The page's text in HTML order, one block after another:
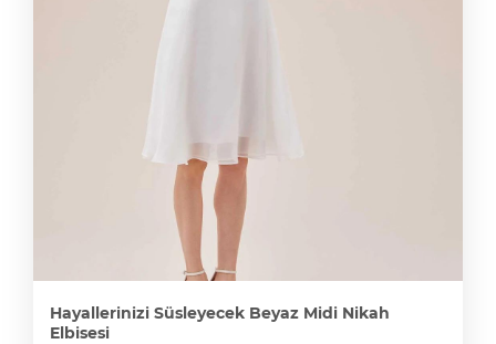
Hayallerinizi Süsleyecek Beyaz Midi Nikah
Elbisesi